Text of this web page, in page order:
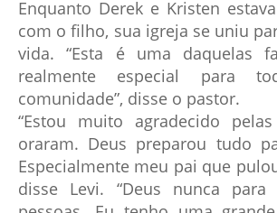
Enquanto Derek e Kristen
com o filho, sua igreja se uniu
vida. “Esta é uma daquelas
realmente especial para
comunidade”, disse o pastor.
“Estou muito agradecido
oraram. Deus preparou tudo
Especialmente meu pai que
disse Levi. “Deus nunca